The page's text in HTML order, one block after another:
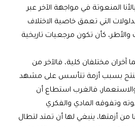
المنعوتة في مواجهة الآخر عبر
التي تعمق خاصية الاختلاف
كأن تكون مرجعيات تاريخية
آخران مختلفان كلية، فالآخر من
بسبب أزمة تتأسس على مشهد
فالغرب استطاع أن
وتفوقه المادي والفكري
من أزمتها، ينبغي لها أن تمتد لتطال